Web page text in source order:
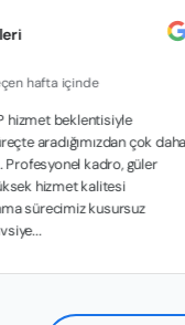
içinde
çok daha
kadro, güler
kalitesi
kusursuz